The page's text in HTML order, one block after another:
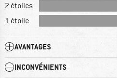
2 étoiles
1 étoile
AVANTAGES
INCONVÉNIENTS